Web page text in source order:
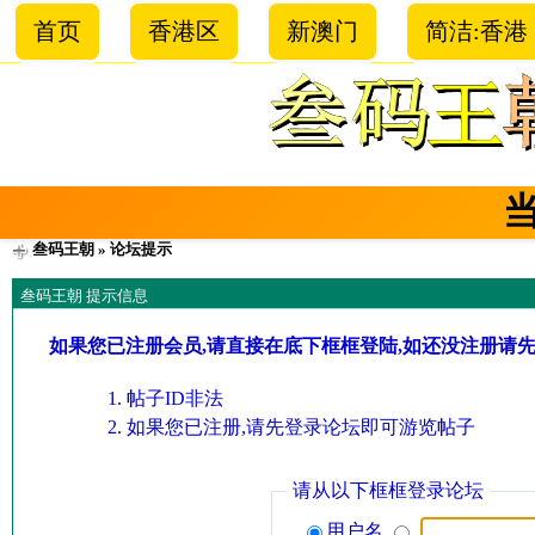
首页 香港区 新澳门 简洁:香港
叁码王朝 » 论坛提示
叁码王朝 提示信息
如果您已注册会员,请直接在底下框框登陆,如还没注册请
帖子ID非法
如果您已注册,请先登录论坛即可游览帖子
请从以下框框登录论坛
用户名